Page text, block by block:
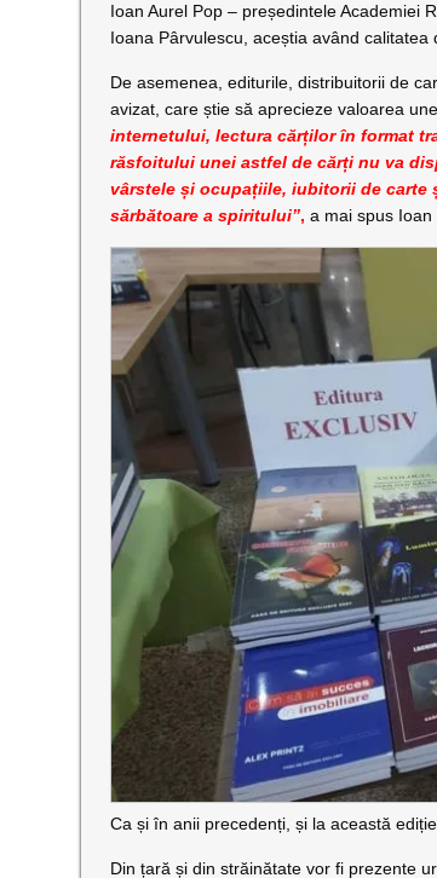
Ioan Aurel Pop – președintele Academiei
Ioana Pârvulescu, aceștia având
De asemenea, editurile, distribuitorii de
avizat, care știe să aprecieze valoarea
internetului, lectura cărților în format
răsfoitului unei astfel de cărți nu va
vârstele și ocupațiile, iubitorii de carte
sărbătoare a spiritului”, a mai spus Ioan
Ca și în anii precedenți, și la această
Din țară și din străinătate vor fi prezente